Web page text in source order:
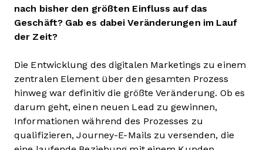
nach bisher den größten Einfluss auf das
Geschäft? Gab es dabei Veränderungen im Lauf
der Zeit?
Die Entwicklung des digitalen Marketings zu einem
zentralen Element über den gesamten Prozess
hinweg war definitiv die größte Veränderung. Ob es
darum geht, einen neuen Lead zu gewinnen,
Informationen während des Prozesses zu
qualifizieren, Journey-E-Mails zu versenden, die